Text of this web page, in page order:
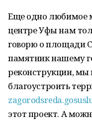
Еще одно любимое
центре Уфы нам
говорю о площади
памятник нашему
реконструкции,
благоустроить
этот проект. А